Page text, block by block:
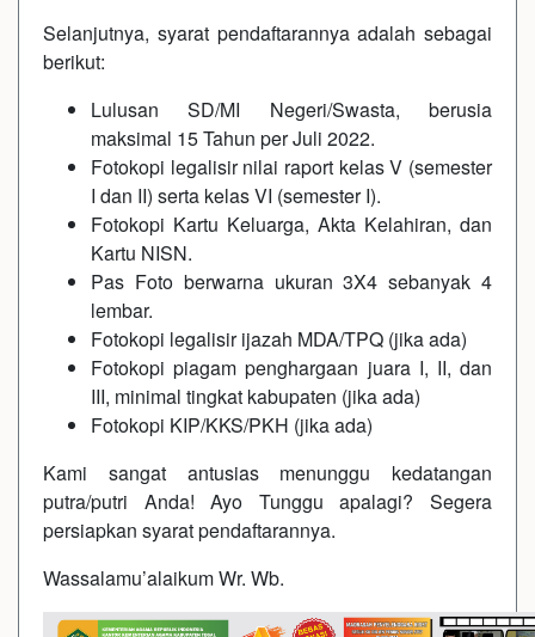
Selanjutnya, syarat pendaftarannya adalah sebagai
berikut:
Lulusan SD/MI Negeri/Swasta, berusia
maksimal 15 Tahun per Juli 2022.
Fotokopi legalisir nilai raport kelas V (semester
I dan II) serta kelas VI (semester I).
Fotokopi Kartu Keluarga, Akta Kelahiran, dan
Kartu NISN.
Pas Foto berwarna ukuran 3X4 sebanyak 4
lembar.
Fotokopi legalisir ijazah MDA/TPQ (jika ada)
Fotokopi piagam penghargaan juara I, II, dan
III, minimal tingkat kabupaten (jika ada)
Fotokopi KIP/KKS/PKH (jika ada)
Kami sangat antusias menunggu kedatangan
putra/putri Anda! Ayo Tunggu apalagi? Segera
persiapkan syarat pendaftarannya.
Wassalamu’alaikum Wr. Wb.